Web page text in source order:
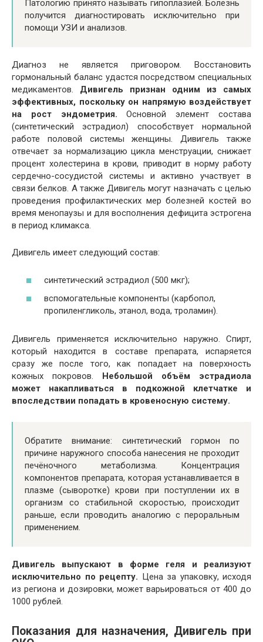
Патологию принято называть гипоплазией. Болезнь
получится диагностировать исключительно при
помощи УЗИ и анализов.
Диагноз не является приговором. Восстановить
гормональный баланс удастся посредством специальных
медикаментов. Дивигель признан одним из самых
эффективных, поскольку он напрямую воздействует
на рост эндометрия. Основной элемент состава
(синтетический эстрадиол) способствует нормальной
работе половой системы женщины. Дивигель также
отвечает за нормализацию цикла менструации, снижает
процент холестерина в крови, приводит в норму работу
сердечно-сосудистой системы и активно участвует в
связи белков. А также Дивигель могут назначать с целью
проведения профилактических мер болезней костей во
время менопаузы и для восполнения дефицита эстрогена
в период климакса.
Дивигель имеет следующий состав:
синтетический эстрадиол (500 мкг);
вспомогательные компоненты (карбопол,
пропиленгликоль, этанол, вода, троламин).
Дивигель применяется исключительно наружно. Спирт,
который находится в составе препарата, испаряется
сразу же после того, как попадает на поверхность
кожных покровов. Небольшой объём эстрадиола
может накапливаться в подкожной клетчатке и
впоследствии попадать в кровеносную систему.
Обратите внимание: синтетический гормон по
причине наружного способа нанесения не проходит
печёночного метаболизма. Концентрация
компонентов препарата, которая устанавливается в
плазме (сыворотке) крови при поступлении их в
организм со стабильной скоростью, происходит
раньше, если проводить аналогию с пероральным
применением.
Дивигель выпускают в форме геля и реализуют
исключительно по рецепту. Цена за упаковку, исходя
из региона и дозировки, может варьироваться от 400 до
1000 рублей.
Показания для назначения, Дивигель при